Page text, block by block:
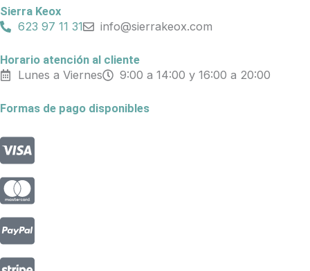
b
o
k
o
k
g
a
m
Sierra Keox
623 97 11 31 info@sierrakeox.com
Horario atención al cliente
Lunes a Viernes 9:00 a 14:00 y 16:00 a 20:00
Formas de pago disponibles